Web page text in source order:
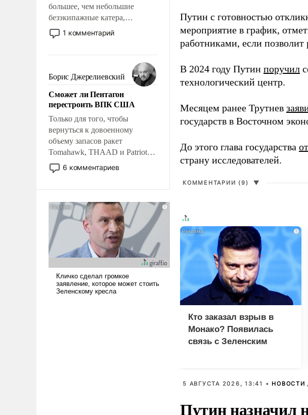
большее, чем небольшие
безэкипажные катера,
применение которых уже
стало обыденностью. Задача по
сложна и амбициозна. Однако
и ее реализация радикально
поднимет наши боевые
возможности.
1 комментарий
Борис Джерелиевский
Сможет ли Пентагон
перестроить ВПК США
Только для того, чтобы
вернуться к довоенному
объему запасов ракет
Tomahawk, THAAD и Patriot
США потребуется более трех
лет. Даже небольшая война с
Сложившаяся ситуация
означает многолетний период
уязвимости США, например,
перед Китаем.
6 комментариев
Путин с готовностью
мероприятие в график,
работниками, если позволит
В 2024 году Путин поручил
технологический центр.
Месяцем ранее Трутнев
государств в Восточном
До этого глава государства
страну исследователей.
КОММЕНТАРИИ (9) ▼
i
Кто заказал взрыв в
Монако? Появилась
связь с Зеленским
5 АВГУСТА 2026, 13:41 • НОВОСТИ
Путин назначил